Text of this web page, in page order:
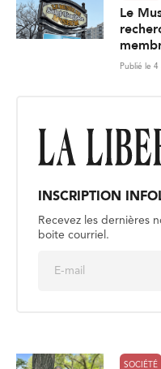
Le
Publié le 4
INSCRIPTION
Recevez les dernières
boite courriel.
SOCIÉTÉ